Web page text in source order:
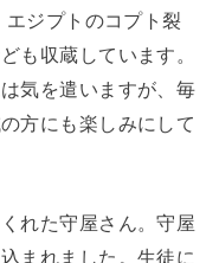
ジプトのコプト裂
も収蔵しています。
気を遣いますが、毎
方にも楽しみにして
れた守屋さん。守屋
まれました。生徒に